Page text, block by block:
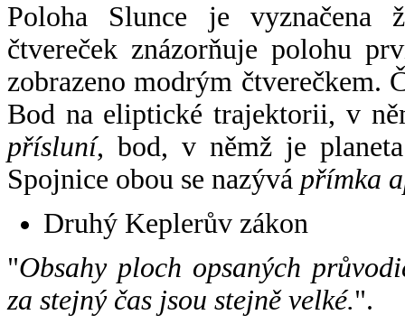
Poloha Slunce je vyznačena
čtvereček znázorňuje polohu
zobrazeno modrým čtverečkem.
Bod na eliptické trajektorii, v
přísluní, bod, v němž je
Spojnice obou se nazývá přímka
Druhý Keplerův zákon
"Obsahy ploch opsaných
za stejný čas jsou stejně velké.".